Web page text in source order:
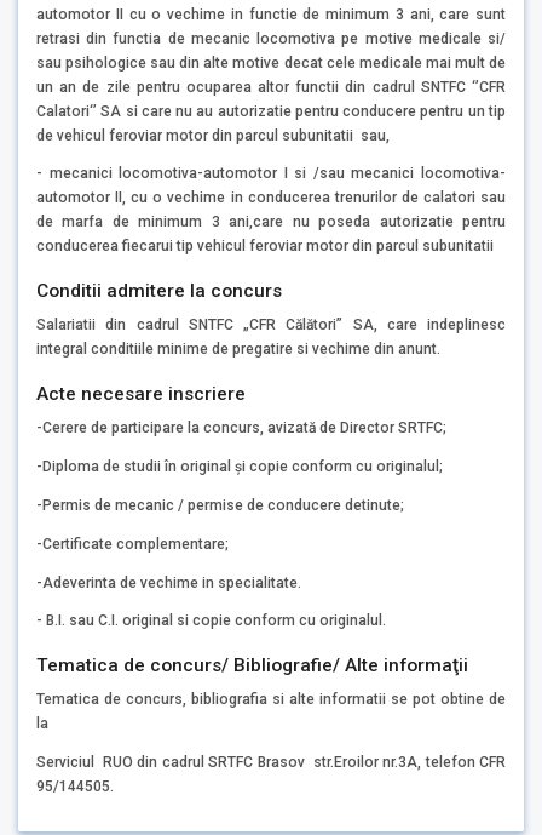
automotor II cu o vechime in functie de minimum 3 ani, care sunt
retrasi din functia de mecanic locomotiva pe motive medicale si/
sau psihologice sau din alte motive decat cele medicale mai mult de
un an de zile pentru ocuparea altor functii din cadrul SNTFC ‘’CFR
Calatori‘’ SA si care nu au autorizatie pentru conducere pentru un tip
de vehicul feroviar motor din parcul subunitatii sau,
- mecanici locomotiva-automotor I si /sau mecanici locomotiva-
automotor II, cu o vechime in conducerea trenurilor de calatori sau
de marfa de minimum 3 ani,care nu poseda autorizatie pentru
conducerea fiecarui tip vehicul feroviar motor din parcul subunitatii
Conditii admitere la concurs
Salariatii din cadrul SNTFC „CFR Călători” SA, care indeplinesc
integral conditiile minime de pregatire si vechime din anunt.
Acte necesare inscriere
-Cerere de participare la concurs, avizată de Director SRTFC;
-Diploma de studii în original şi copie conform cu originalul;
-Permis de mecanic / permise de conducere detinute;
-Certificate complementare;
-Adeverinta de vechime in specialitate.
- B.I. sau C.I. original si copie conform cu originalul.
Tematica de concurs/ Bibliografie/ Alte informaţii
Tematica de concurs, bibliografia si alte informatii se pot obtine de
la
Serviciul RUO din cadrul SRTFC Brasov str.Eroilor nr.3A, telefon CFR
95/144505.